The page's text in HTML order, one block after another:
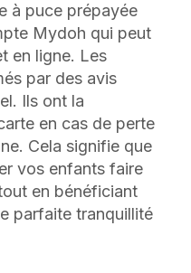
à puce prépayée
Mydoh qui peut
en ligne. Les
par des avis
Ils ont la
en cas de perte
Cela signifie que
vos enfants faire
en bénéficiant
parfaite tranquillité